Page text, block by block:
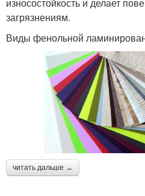
загрязнениям.
Виды фенольной
читать дальше →